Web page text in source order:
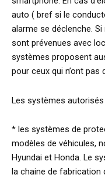
auto ( bref si le
alarme se déclenche.
sont prévenues avec
systèmes proposent
pour ceux qui n’ont pas
Les systèmes
* les systèmes de
modèles de véhicules,
Hyundai et Honda. Le
la chaine de fabrication